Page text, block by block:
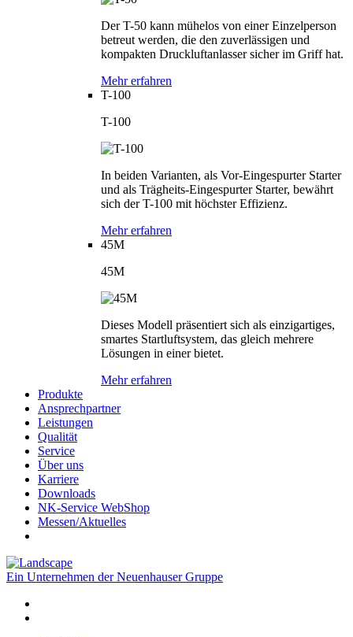
Der T-50 kann mühelos von einer Einzelperson
betreut werden, die den zuverlässigen und
kompakten Druckluftanlasser sicher im Griff hat.
Mehr erfahren
T-100
T-100
In beiden Varianten, als Vor-Eingespurter Starter
und als Trägheits-Eingespurter Starter, bewährt
sich der T-100 mit höchster Effizienz.
Mehr erfahren
45M
45M
Dieses Modell präsentiert sich als einzigartiges,
smartes Startluftsystem, das gleich mehrere
Lösungen in einer bietet.
Mehr erfahren
Produkte
Ansprechpartner
Leistungen
Qualität
Service
Über uns
Karriere
Downloads
NK-Service WebShop
Messen/Aktuelles
Ein Unternehmen der Neuenhauser Gruppe